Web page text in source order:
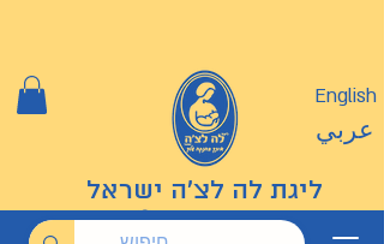
ליגת לה לצ'ה ישראל
English
عربي